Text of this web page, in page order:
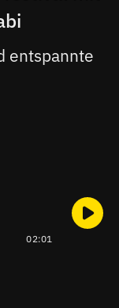
entspannte
02:01